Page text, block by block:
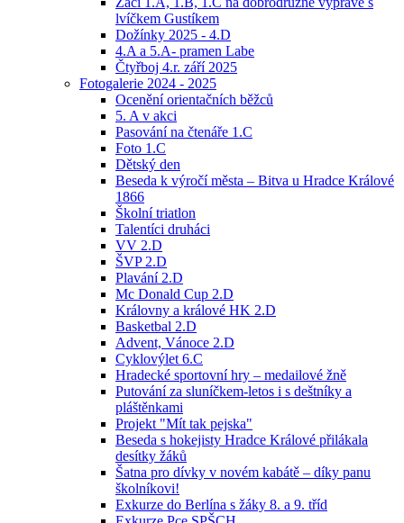
lvíčkem Gustíkem
Dožínky 2025 - 4.D
4.A a 5.A- pramen Labe
Čtyřboj 4.r. září 2025
Fotogalerie 2024 - 2025
Ocenění orientačních běžců
5. A v akci
Pasování na čtenáře 1.C
Foto 1.C
Dětský den
Beseda k výročí města – Bitva u Hradce Králové
1866
Školní triatlon
Talentíci druháci
VV 2.D
ŠVP 2.D
Plavání 2.D
Mc Donald Cup 2.D
Královny a králové HK 2.D
Basketbal 2.D
Advent, Vánoce 2.D
Cyklovýlet 6.C
Hradecké sportovní hry – medailové žně
Putování za sluníčkem-letos i s deštníky a
pláštěnkami
Projekt "Mít tak pejska"
Beseda s hokejisty Hradce Králové přilákala
desítky žáků
Šatna pro dívky v novém kabátě – díky panu
školníkovi!
Exkurze do Berlína s žáky 8. a 9. tříd